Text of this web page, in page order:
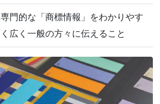
専門的な「商標情報」をわかりやす
く広く一般の方々に伝えること